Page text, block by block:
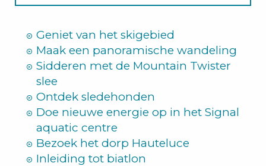
Geniet van het skigebied
Maak een panoramische wandeling
Sidderen met de Mountain Twister
slee
Ontdek sledehonden
Doe nieuwe energie op in het Signal
aquatic centre
Bezoek het dorp Hauteluce
Inleiding tot biatlon